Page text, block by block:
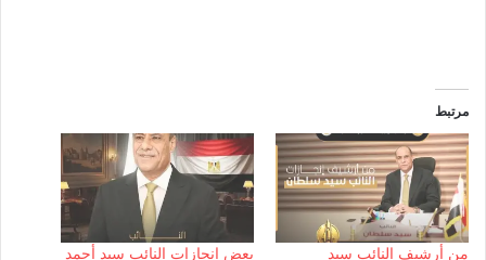
مرتبط
من أرشيف النائب سيد بعض إنجازات النائب سيد أحمد